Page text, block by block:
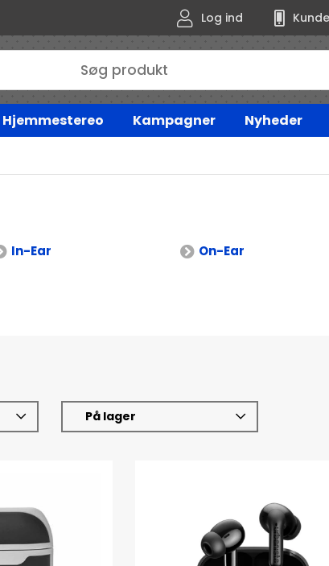
Log ind
Hjemmestereo Kampagner Nyheder
In-Ear On-Ear
På lager